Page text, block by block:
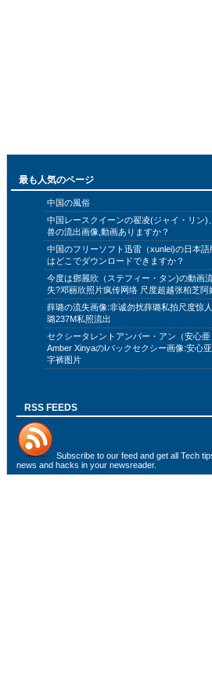
最も人気のページ
中国の風俗
中国レースクイーンの翟凌(ジャイ・リン)
兽の流出画像,動画ありますか？
中国のフリーソフト迅雷（xunlei)の日本語
はどこでダウンロードできますか？
今度は鄧麗欣（ステフィー・タン)の動画
失?邓丽欣照片疯传网络 尺度超越张柏芝阿
薛璐の流失画像:非诚勿扰薛璐私拍尺度惊
璐237M私照流出
セクシータレントアンバー・アン（安心亜
Amber XinyaのIバックセクシー画像:安心
字裤图片
RSS FEEDS
Subscribe to our feed and get all Tech
news and hacks in your newsreader.